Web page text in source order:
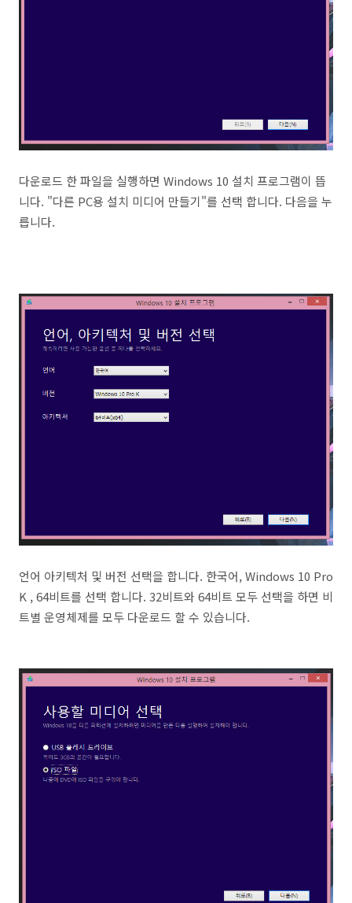
다운로드 한 파일을 실행하면 Windows 10 설치 프로그램이 뜹
니다. "다른 PC용 설치 미디어 만들기"를 선택 합니다. 다음을 누
릅니다.
언어 아키텍처 및 버전 선택을 합니다. 한국어, Windows 10 Pro
K , 64비트를 선택 합니다. 32비트와 64비트 모두 선택을 하면 비
트별 운영체제를 모두 다운로드 할 수 있습니다.